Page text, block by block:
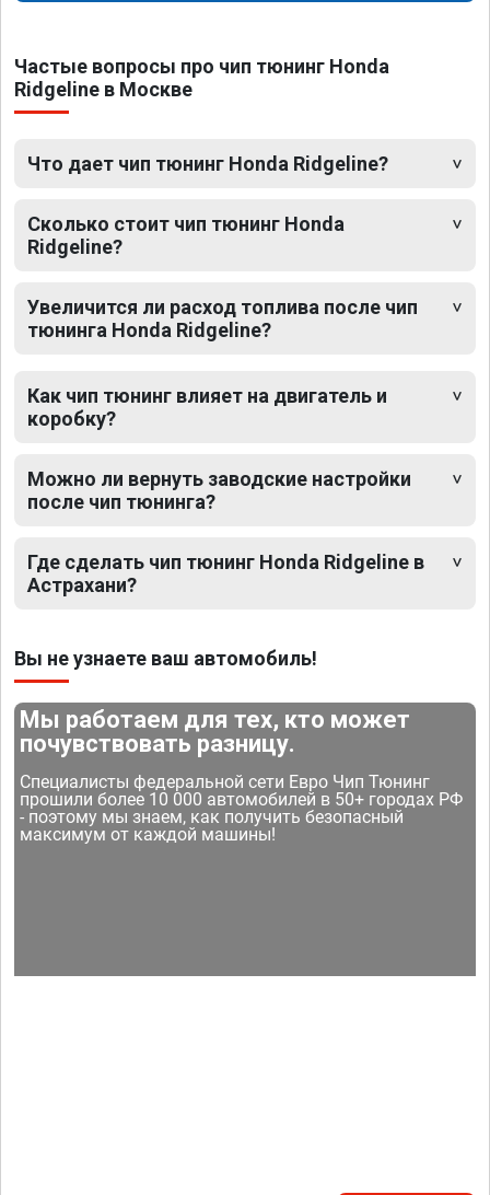
Частые вопросы про чип тюнинг Honda
Ridgeline в Москве
Что дает чип тюнинг Honda Ridgeline?
Сколько стоит чип тюнинг Honda
Ridgeline?
Увеличится ли расход топлива после чип
тюнинга Honda Ridgeline?
Как чип тюнинг влияет на двигатель и
коробку?
Можно ли вернуть заводские настройки
после чип тюнинга?
Где сделать чип тюнинг Honda Ridgeline в
Астрахани?
Вы не узнаете ваш автомобиль!
Мы работаем для тех, кто может
почувствовать разницу.
Специалисты федеральной сети Евро Чип Тюнинг
прошили более 10 000 автомобилей в 50+ городах РФ
- поэтому мы знаем, как получить безопасный
максимум от каждой машины!